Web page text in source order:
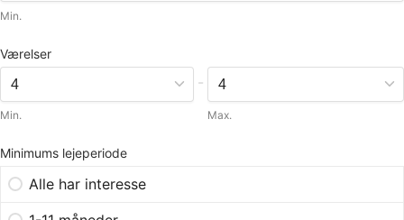
Min.
Værelser
Min.
-
Max.
Minimums lejeperiode
Alle har interesse